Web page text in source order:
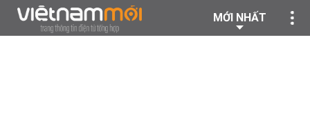
MỚI NHẤT